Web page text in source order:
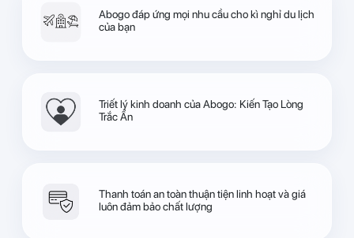
Abogo đáp ứng mọi nhu cầu cho kì nghỉ du lịch
của bạn
Triết lý kinh doanh của Abogo: Kiến Tạo Lòng
Trắc Ẩn
Thanh toán an toàn thuận tiện linh hoạt và giá
luôn đảm bảo chất lượng